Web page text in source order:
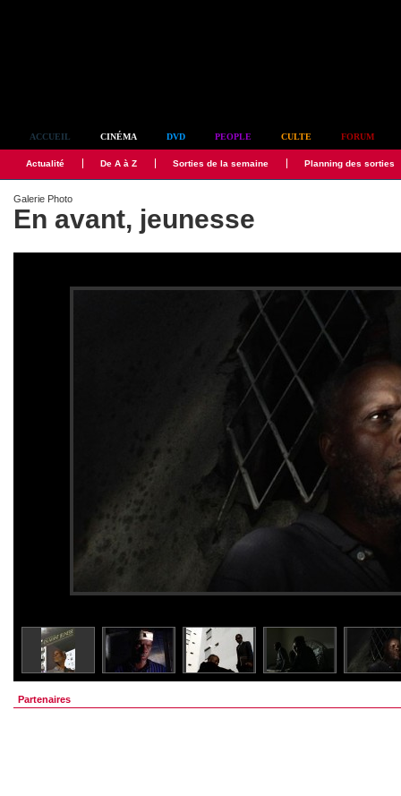
ACCUEIL CINÉMA DVD PEOPLE CULTE FORUM
Actualité De A à Z Sorties de la semaine Planning des sorties
Galerie Photo
En avant, jeunesse
Partenaires